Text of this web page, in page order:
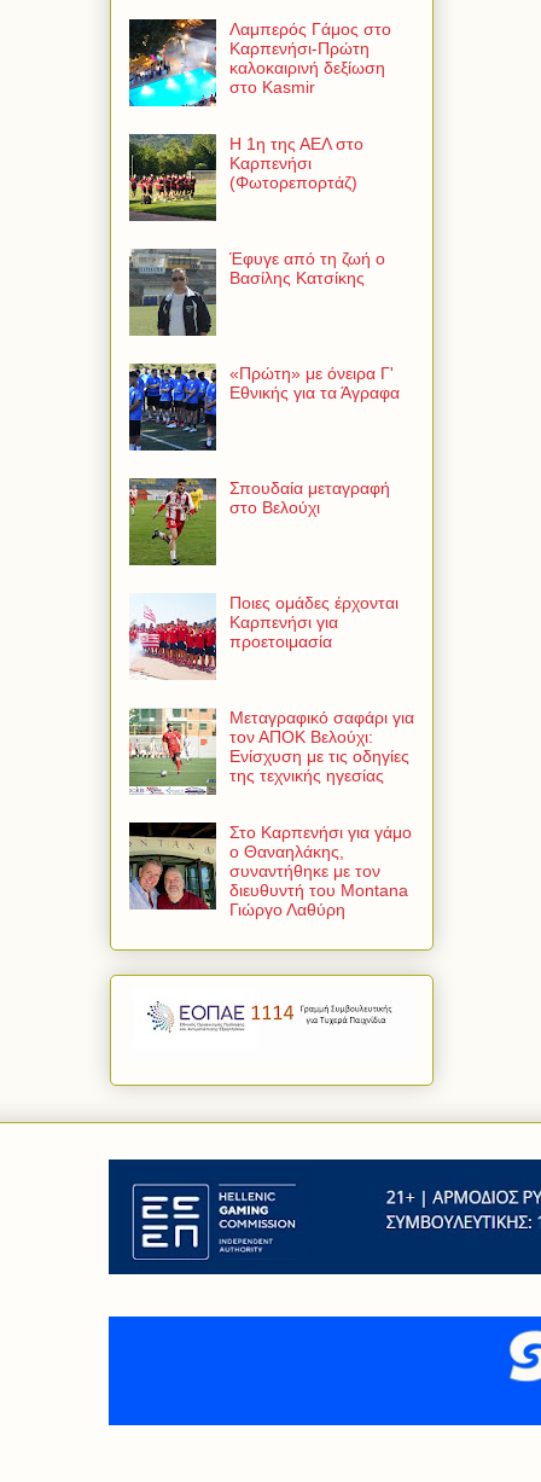
Λαμπερός Γάμος στο
Καρπενήσι-Πρώτη
καλοκαιρινή δεξίωση
στο Kasmir
Η 1η της ΑΕΛ στο
Καρπενήσι
(Φωτορεπορτάζ)
Έφυγε από τη ζωή ο
Βασίλης Κατσίκης
«Πρώτη» με όνειρα Γ'
Εθνικής για τα Άγραφα
Σπουδαία μεταγραφή
στο Βελούχι
Ποιες ομάδες έρχονται
Καρπενήσι για
προετοιμασία
Μεταγραφικό σαφάρι για
τον ΑΠΟΚ Βελούχι:
Ενίσχυση με τις οδηγίες
της τεχνικής ηγεσίας
Στο Καρπενήσι για γάμο
ο Θαναηλάκης,
συναντήθηκε με τον
διευθυντή του Montana
Γιώργο Λαθύρη